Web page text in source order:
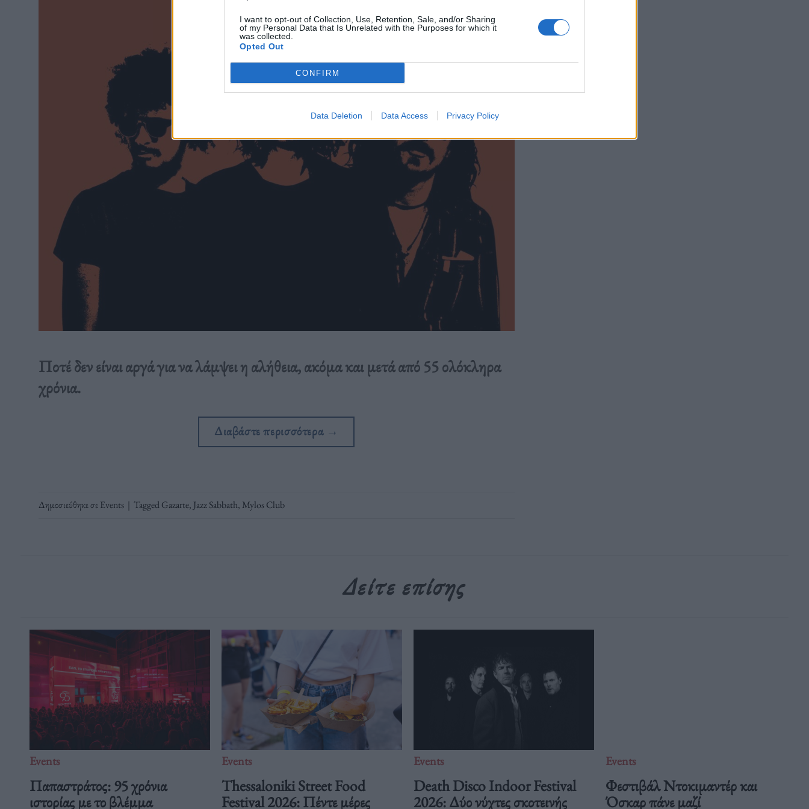
I want to opt-out of Collection, Use, Retention, Sale, and/or Sharing
of my Personal Data that Is Unrelated with the Purposes for which it
was collected.
Opted Out
CONFIRM
Data Deletion Data Access Privacy Policy
Ποτέ δεν είναι αργά για να λάμψει η αλήθεια, ακόμα και μετά από 55 ολόκληρα
χρόνια.
Διαβάστε περισσότερα →
Δημοσιεύθηκε σεEvents | TaggedGazarte, Jazz Sabbath, Mylos Club
Δείτε επίσης
Events
Παπαστράτος: 95 χρόνια
ιστορίας με το βλέμμα
Events
Thessaloniki Street Food
Festival 2026: Πέντε μέρες
Events
Death Disco Indoor Festival
2026: Δύο νύχτες σκοτεινής
Events
Φεστιβάλ Ντοκιμαντέρ και
Όσκαρ πάνε μαζί